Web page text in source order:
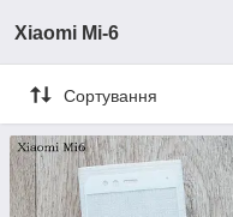
Xiaomi Mi-6
Сортування